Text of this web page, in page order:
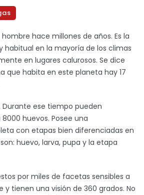
hace millones de años. Es la
habitual en la mayoría de los climas
en lugares calurosos. Se dice
que habita en este planeta hay 17
Durante ese tiempo pueden
huevos. Posee una
con etapas bien diferenciadas en
huevo, larva, pupa y la etapa
por miles de facetas sensibles a
y tienen una visión de 360 grados. No